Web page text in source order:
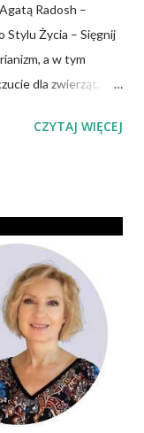
Radosh –
Stylu Życia – Sięgnij
a w tym
dla zwierząt,
nowotworów,
czy przechodząc na
się liczyć z tym, że
sumowało w
Agata Radosh,
Życia – Sięgnij
się podstaw
to, co
od...
CZYTAJ WIĘCEJ